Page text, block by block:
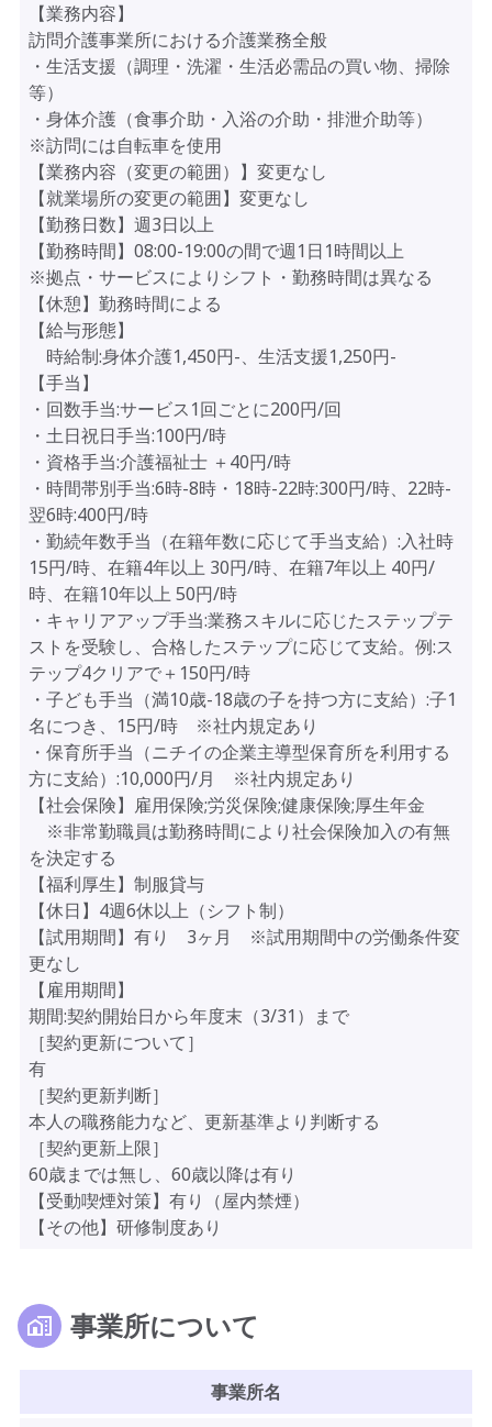
【業務内容】
訪問介護事業所における介護業務全般
・生活支援（調理・洗濯・生活必需品の買い物、掃除
等）
・身体介護（食事介助・入浴の介助・排泄介助等）
※訪問には自転車を使用
【業務内容（変更の範囲）】変更なし
【就業場所の変更の範囲】変更なし
【勤務日数】週3日以上
【勤務時間】08:00-19:00の間で週1日1時間以上
※拠点・サービスによりシフト・勤務時間は異なる
【休憩】勤務時間による
【給与形態】
時給制:身体介護1,450円-、生活支援1,250円-
【手当】
・回数手当:サービス1回ごとに200円/回
・土日祝日手当:100円/時
・資格手当:介護福祉士 ＋40円/時
・時間帯別手当:6時-8時・18時-22時:300円/時、22時-
翌6時:400円/時
・勤続年数手当（在籍年数に応じて手当支給）:入社時
15円/時、在籍4年以上 30円/時、在籍7年以上 40円/
時、在籍10年以上 50円/時
・キャリアアップ手当:業務スキルに応じたステップテ
ストを受験し、合格したステップに応じて支給。例:ス
テップ4クリアで＋150円/時
・子ども手当（満10歳-18歳の子を持つ方に支給）:子1
名につき、15円/時 ※社内規定あり
・保育所手当（ニチイの企業主導型保育所を利用する
方に支給）:10,000円/月 ※社内規定あり
【社会保険】雇用保険;労災保険;健康保険;厚生年金
※非常勤職員は勤務時間により社会保険加入の有無
を決定する
【福利厚生】制服貸与
【休日】4週6休以上（シフト制）
【試用期間】有り 3ヶ月 ※試用期間中の労働条件変
更なし
【雇用期間】
期間:契約開始日から年度末（3/31）まで
［契約更新について］
有
［契約更新判断］
本人の職務能力など、更新基準より判断する
［契約更新上限］
60歳までは無し、60歳以降は有り
【受動喫煙対策】有り（屋内禁煙）
【その他】研修制度あり
事業所について
事業所名